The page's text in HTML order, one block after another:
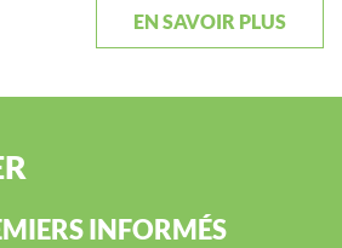
EN SAVOIR PLUS
INFORMÉS